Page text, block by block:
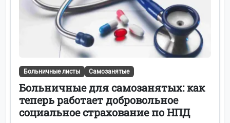
Больничные листы Самозанятые
Больничные для самозанятых: как
теперь работает добровольное
социальное страхование по НПД